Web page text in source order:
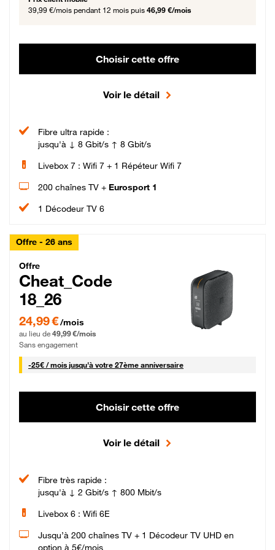
39,99 €/mois pendant 12 mois puis 46,99 €/mois
Choisir cette offre
Voir le détail
Fibre ultra rapide :
jusqu'à ↓ 8 Gbit/s ↑ 8 Gbit/s
Livebox 7 : Wifi 7 + 1 Répéteur Wifi 7
200 chaînes TV + Eurosport 1
1 Décodeur TV 6
Offre - 26 ans
Cheat_Code Fibre_18_26
Offre
Cheat_Code
18_26
24,99 € par mois pendant 0 mois puis 49,99 € par mois, Sans engagement
24,99 €/mois
au lieu de 49,99 €/mois
Sans engagement
-25€ / mois25 € par mois
jusqu'à votre 27ème anniversaire
Choisir cette offre
Voir le détail
Fibre très rapide :
jusqu'à ↓ 2 Gbit/s ↑ 800 Mbit/s
Livebox 6 : Wifi 6E
Jusqu’à 200 chaînes TV + 1 Décodeur TV UHD en
option à 5€/mois